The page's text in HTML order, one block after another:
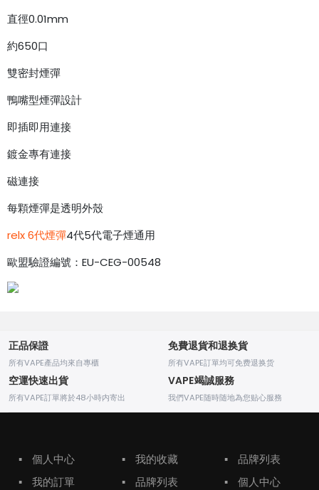
直徑0.01mm
約650口
雙密封煙彈
鴨嘴型煙彈設計
即插即用連接
鍍金專有連接
磁連接
每顆煙彈是透明外殼
relx 6代煙彈4代5代電子煙通用
歐盟驗證編號：EU-CEG-00548
正品保證
所有VAPE產品均來自專櫃
免費退貨和退换貨
所有VAPE訂單均可免费退换货
空運快速出貨
所有VAPE訂單將於48小時内寄出
VAPE竭誠服務
我們VAPE随時随地為您贴心服務
▪
個人中心
▪
我的訂單
▪
我的收藏
▪
品牌列表
▪
品牌列表
▪
個人中心